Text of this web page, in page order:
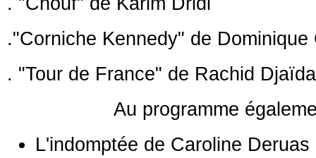
."Corniche Kennedy" de Dominique
. "Tour de France" de Rachid
Au programme
L'indomptée de Caroline Deruas